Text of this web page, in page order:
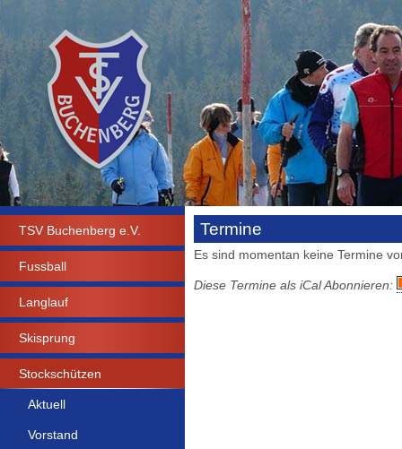
TSV Buchenberg e.V.
Fussball
Langlauf
Skisprung
Stockschützen
Aktuell
Vorstand
Termine
Es sind momentan keine Termine
Diese Termine als iCal Abonnieren: